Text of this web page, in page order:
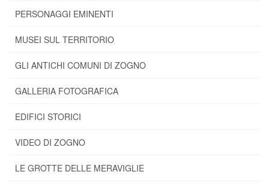
PERSONAGGI EMINENTI
MUSEI SUL TERRITORIO
GLI ANTICHI COMUNI DI ZOGNO
GALLERIA FOTOGRAFICA
EDIFICI STORICI
VIDEO DI ZOGNO
LE GROTTE DELLE MERAVIGLIE